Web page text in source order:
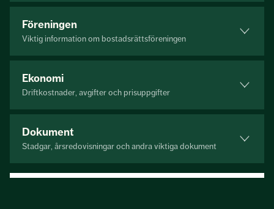
Föreningen
Viktig information om bostadsrättsföreningen
Ekonomi
Driftkostnader, avgifter och prisuppgifter
Dokument
Stadgar, årsredovisningar och andra viktiga dokument